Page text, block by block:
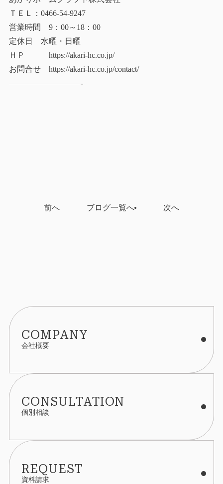
ＴＥＬ：0466-54-9247
営業時間 9：00～18：00
定休日 水曜・日曜
ＨＰ https://akari-hc.co.jp/
お問合せ https://akari-hc.co.jp/contact/
—————————-
前へ ブログ一覧へ 次へ
COMPANY
会社概要
CONSULTATION
個別相談
REQUEST
資料請求